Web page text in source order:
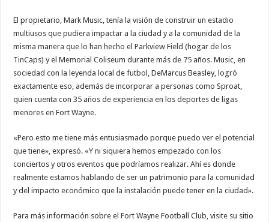
El propietario, Mark Music, tenía la visión de construir un estadio
multiusos que pudiera impactar a la ciudad y a la comunidad de la
misma manera que lo han hecho el Parkview Field (hogar de los
TinCaps) y el Memorial Coliseum durante más de 75 años. Music, en
sociedad con la leyenda local de futbol, DeMarcus Beasley, logró
exactamente eso, además de incorporar a personas como Sproat,
quien cuenta con 35 años de experiencia en los deportes de ligas
menores en Fort Wayne.
«Pero esto me tiene más entusiasmado porque puedo ver el potencial
que tiene», expresó. «Y ni siquiera hemos empezado con los
conciertos y otros eventos que podríamos realizar. Ahí es donde
realmente estamos hablando de ser un patrimonio para la comunidad
y del impacto económico que la instalación puede tener en la ciudad».
Para más información sobre el Fort Wayne Football Club, visite su sitio